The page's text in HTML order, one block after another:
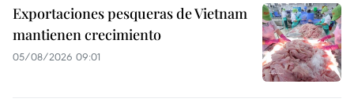
Exportaciones pesqueras de Vietnam
mantienen crecimiento
05/08/2026 09:01